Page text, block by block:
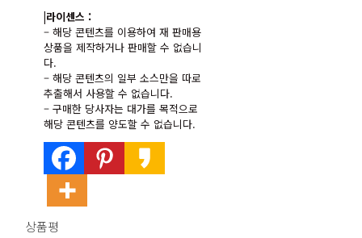
|라이센스 :
– 해당 콘텐츠를 이용하여 재 판매용
상품을 제작하거나 판매할 수 없습니
다.
– 해당 콘텐츠의 일부 소스만을 따로
추출해서 사용할 수 없습니다.
– 구매한 당사자는 대가를 목적으로
해당 콘텐츠를 양도할 수 없습니다.
상품평